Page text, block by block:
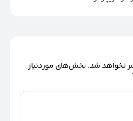
نخواهد شد. بخش‌های موردنیاز